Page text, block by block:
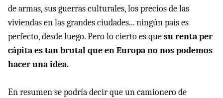
de armas, sus guerras culturales, los precios de las
viviendas en las grandes ciudades... ningún país es
perfecto, desde luego. Pero lo cierto es quesu renta per
cápita es tan brutal que en Europa no nos podemos
hacer una idea.
En resumen se podría decir que un camionero de